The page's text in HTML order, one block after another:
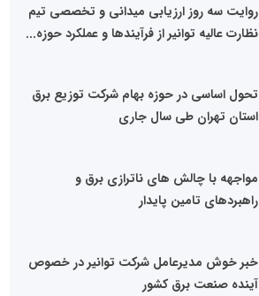
روایت سه روز ارزیابی میدانی و تخصصی تیم
نظارت عالیه توانیر از فرآیندها و عملکرد حوزه...
تحول اساسی در حوزه بهام شرکت توزیع برق
استان تهران طی سال جاری
مواجهه با چالش های ناترازی برق و
راهبردهای تامین پایدار
خبر خوش مدیرعامل شرکت توانیر در خصوص
آینده صنعت برق کشور